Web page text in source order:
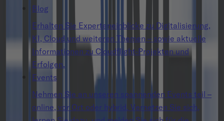
Blog
Erhalten Sie Experteneinblicke zu Digitalisierung,
KI, Cloud und weiteren Themen – sowie aktuelle
Informationen zu Cloudflight-Projekten und
Erfolgen.
Events
Nehmen Sie an unseren spannenden Events teil –
online, vor Ort oder hybrid. Vernetzen Sie sich,